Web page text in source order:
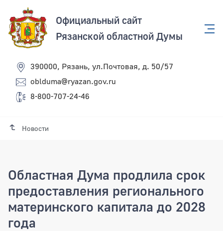
Официальный сайт
Рязанской областной Думы
390000, Рязань, ул.Почтовая, д. 50/57
oblduma@ryazan.gov.ru
8-800-707-24-46
Новости
Областная Дума продлила срок
предоставления регионального
материнского капитала до 2028
года